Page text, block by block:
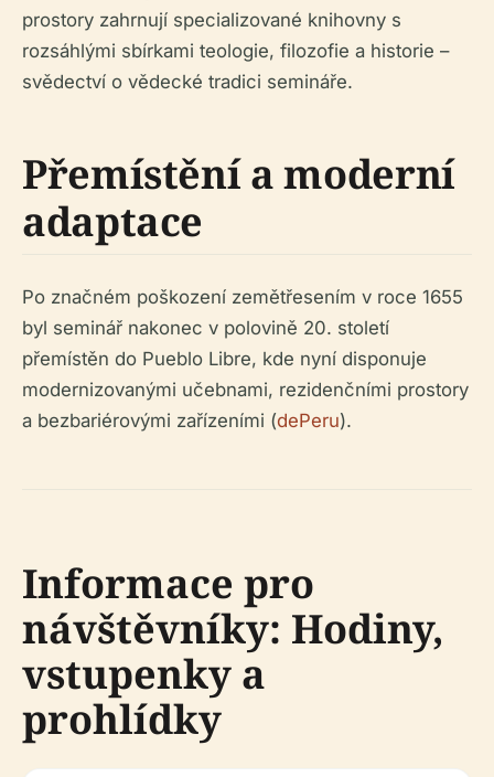
prostory zahrnují specializované knihovny s
rozsáhlými sbírkami teologie, filozofie a historie –
svědectví o vědecké tradici semináře.
Přemístění a moderní
adaptace
Po značném poškození zemětřesením v roce 1655
byl seminář nakonec v polovině 20. století
přemístěn do Pueblo Libre, kde nyní disponuje
modernizovanými učebnami, rezidenčními prostory
a bezbariérovými zařízeními (dePeru).
Informace pro
návštěvníky: Hodiny,
vstupenky a
prohlídky